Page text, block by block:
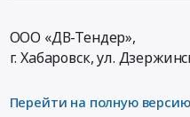
ООО «ДВ-Тендер»,
г. Хабаровск,ул.
Перейти на полную